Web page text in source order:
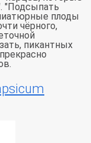
"Подсыпать
плоды
чёрного,
пикантных